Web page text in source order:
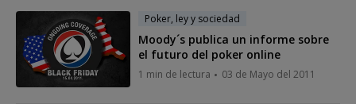
Poker, ley y sociedad
Moody´s publica un informe sobre
el futuro del poker online
1 min de lectura 03 de Mayo del 2011